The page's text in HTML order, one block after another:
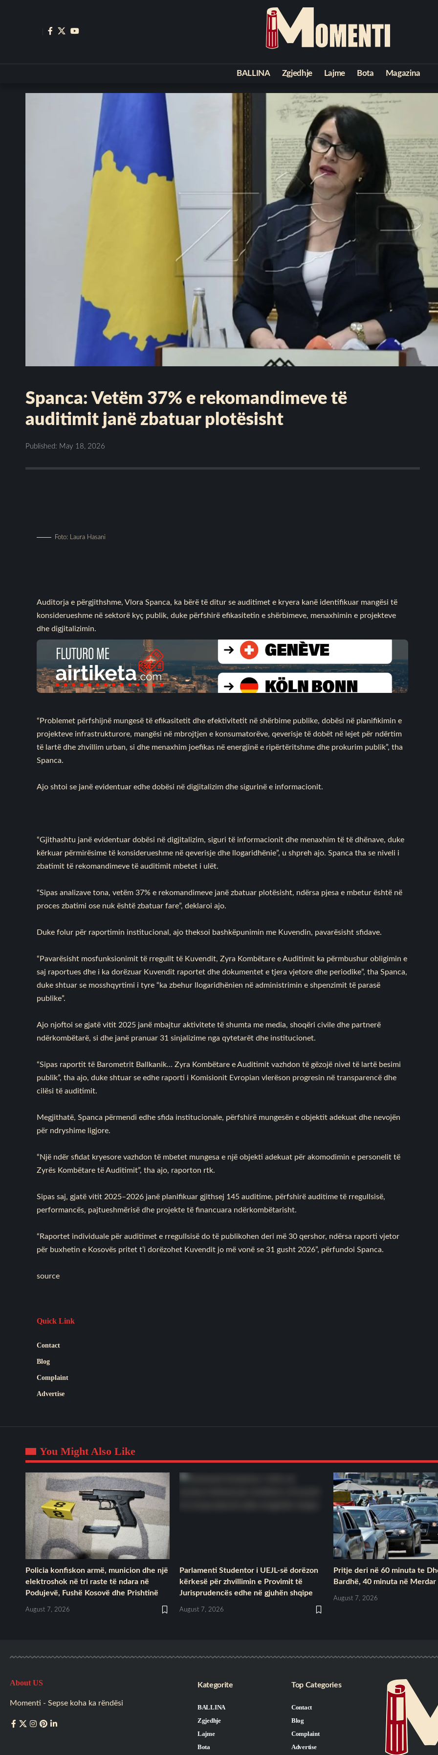
BALLINA Zgjedhje Lajme Bota Magazina
Spanca: Vetëm 37% e rekomandimeve të
auditimit janë zbatuar plotësisht
Published: May 18, 2026
Foto: Laura Hasani
Auditorja e përgjithshme, Vlora Spanca, ka bërë të ditur se auditimet e kryera kanë identifikuar mangësi të
konsiderueshme në sektorë kyç publik, duke përfshirë efikasitetin e shërbimeve, menaxhimin e projekteve
dhe digjitalizimin.
“Problemet përfshijnë mungesë të efikasitetit dhe efektivitetit në shërbime publike, dobësi në planifikimin e
projekteve infrastrukturore, mangësi në mbrojtjen e konsumatorëve, qeverisje të dobët në lejet për ndërtim
të lartë dhe zhvillim urban, si dhe menaxhim joefikas në energjinë e ripërtëritshme dhe prokurim publik”, tha
Spanca.
Ajo shtoi se janë evidentuar edhe dobësi në digjitalizim dhe sigurinë e informacionit.
“Gjithashtu janë evidentuar dobësi në digjitalizim, siguri të informacionit dhe menaxhim të të dhënave, duke
kërkuar përmirësime të konsiderueshme në qeverisje dhe llogaridhënie”, u shpreh ajo. Spanca tha se niveli i
zbatimit të rekomandimeve të auditimit mbetet i ulët.
“Sipas analizave tona, vetëm 37% e rekomandimeve janë zbatuar plotësisht, ndërsa pjesa e mbetur është në
proces zbatimi ose nuk është zbatuar fare”, deklaroi ajo.
Duke folur për raportimin institucional, ajo theksoi bashkëpunimin me Kuvendin, pavarësisht sfidave.
“Pavarësisht mosfunksionimit të rregullt të Kuvendit, Zyra Kombëtare e Auditimit ka përmbushur obligimin e
saj raportues dhe i ka dorëzuar Kuvendit raportet dhe dokumentet e tjera vjetore dhe periodike”, tha Spanca,
duke shtuar se mosshqyrtimi i tyre “ka zbehur llogaridhënien në administrimin e shpenzimit të parasë
publike”.
Ajo njoftoi se gjatë vitit 2025 janë mbajtur aktivitete të shumta me media, shoqëri civile dhe partnerë
ndërkombëtarë, si dhe janë pranuar 31 sinjalizime nga qytetarët dhe institucionet.
“Sipas raportit të Barometrit Ballkanik… Zyra Kombëtare e Auditimit vazhdon të gëzojë nivel të lartë besimi
publik”, tha ajo, duke shtuar se edhe raporti i Komisionit Evropian vlerëson progresin në transparencë dhe
cilësi të auditimit.
Megjithatë, Spanca përmendi edhe sfida institucionale, përfshirë mungesën e objektit adekuat dhe nevojën
për ndryshime ligjore.
“Një ndër sfidat kryesore vazhdon të mbetet mungesa e një objekti adekuat për akomodimin e personelit të
Zyrës Kombëtare të Auditimit”, tha ajo, raporton rtk.
Sipas saj, gjatë vitit 2025–2026 janë planifikuar gjithsej 145 auditime, përfshirë auditime të rregullsisë,
performancës, pajtueshmërisë dhe projekte të financuara ndërkombëtarisht.
“Raportet individuale për auditimet e rregullsisë do të publikohen deri më 30 qershor, ndërsa raporti vjetor
për buxhetin e Kosovës pritet t’i dorëzohet Kuvendit jo më vonë se 31 gusht 2026”, përfundoi Spanca.
source
Quick Link
Contact
Blog
Complaint
Advertise
You Might Also Like
Policia konfiskon armë, municion dhe një
elektroshok në tri raste të ndara në
Podujevë, Fushë Kosovë dhe Prishtinë
August 7, 2026
Parlamenti Studentor i UEJL-së dorëzon
kërkesë për zhvillimin e Provimit të
Jurisprudencës edhe në gjuhën shqipe
August 7, 2026
Pritje deri në 60 minuta te
Bardhë, 40 minuta në Merdar
August 7, 2026
About US
Momenti - Sepse koha ka rëndësi
Kategorite
BALLINA
Zgjedhje
Lajme
Bota
Top Categories
Contact
Blog
Complaint
Advertise